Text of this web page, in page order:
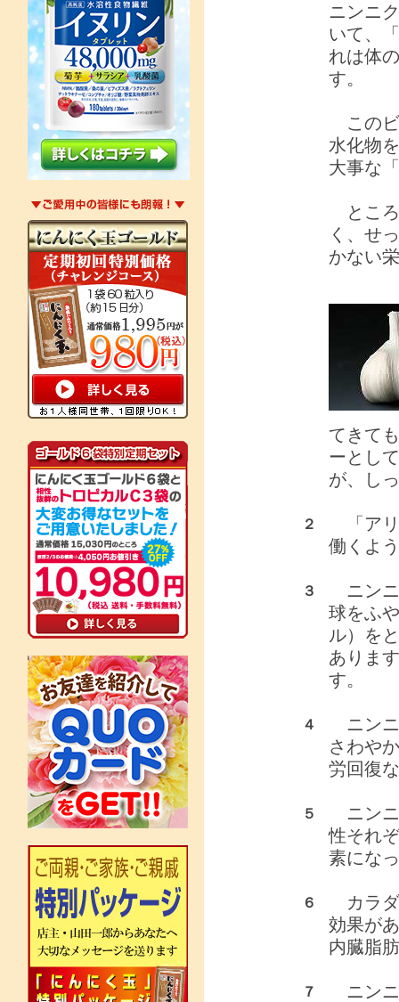
ニンニ
いて、
れは体
す。
このビ
水化物
大事な
ところ
く、せ
かない
てきて
ーとし
が、し
２
「アリ
働くよ
３
ニンニ
球をふ
ル）を
ありま
す。
４
ニンニ
さわや
労回復
５
ニンニ
性それ
素にな
６
カラダ
効果が
内臓脂
７
ニンニ